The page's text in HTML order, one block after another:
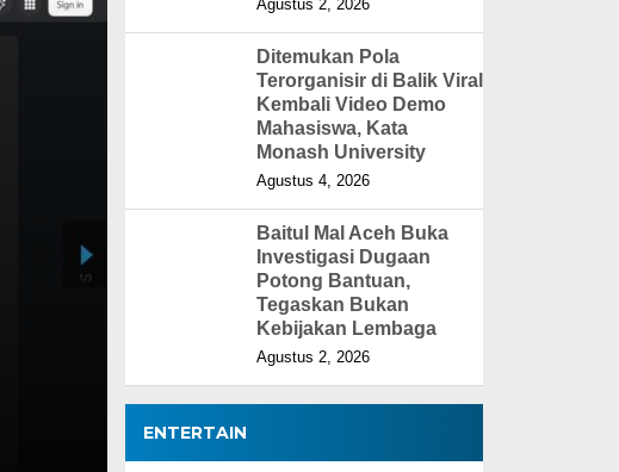
Agustus 2, 2026
Ditemukan Pola
Terorganisir di Balik Viral
Kembali Video Demo
Mahasiswa, Kata
Monash University
Agustus 4, 2026
Baitul Mal Aceh Buka
Investigasi Dugaan
Potong Bantuan,
Tegaskan Bukan
Kebijakan Lembaga
Agustus 2, 2026
ENTERTAIN